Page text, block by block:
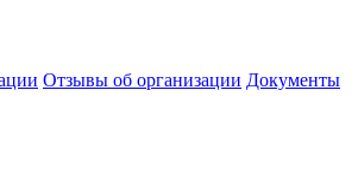
Отзывы об организации Документы